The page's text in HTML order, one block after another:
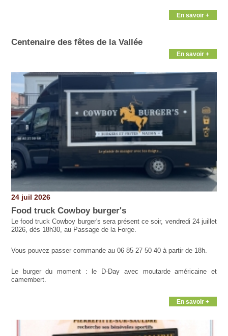
En savoir +
Centenaire des fêtes de la Vallée
En savoir +
24 juil 2026
Food truck Cowboy burger's
Le food truck Cowboy burger's sera présent ce soir, vendredi 24 juillet
2026, dès 18h30, au Passage de la Forge.
Vous pouvez passer commande au 06 85 27 50 40 à partir de 18h.
Le burger du moment : le D-Day avec moutarde américaine et
camembert.
En savoir +